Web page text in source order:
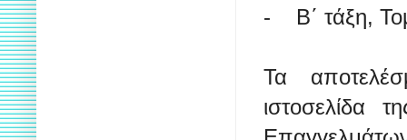
- Β΄ τάξη,
Τα
ιστοσελίδα